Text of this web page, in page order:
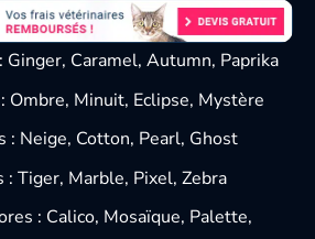
Ginger, Caramel, Autumn, Paprika
Ombre, Minuit, Eclipse, Mystère
: Neige, Cotton, Pearl, Ghost
: Tiger, Marble, Pixel, Zebra
: Calico, Mosaïque, Palette,